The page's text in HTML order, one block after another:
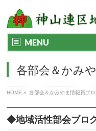
MENU
各部会＆かみ
HOME » 各部会＆かみやま情報員ブ
◆地域活性部会ブロ